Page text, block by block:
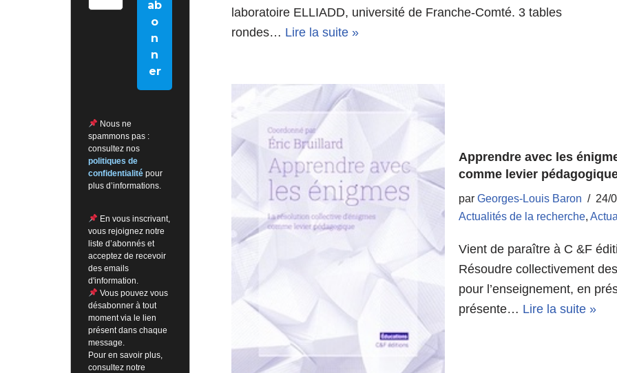
Nous ne
spammons pas :
consultez nos
politiques de
confidentialité pour
plus d’informations.
En vous inscrivant,
vous rejoignez notre
liste d’abonnés et
acceptez de recevoir
des emails
d'information.
Vous pouvez vous
désabonner à tout
moment via le lien
présent dans chaque
message.
Pour en savoir plus,
consultez notre
laboratoire ELLIADD, université de Franche-Comté. 3 tables
rondes… Lire la suite »
Apprendre avec les
comme levier
parGeorges-Louis Baron
24/
Actualités de la recherche,
Vient de paraître à C &F
Résoudre collectivement
pour l’enseignement, en
présente… Lire la suite »